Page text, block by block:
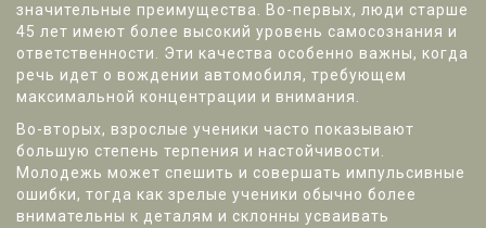
значительные преимущества. Во-первых, люди старше
45 лет имеют более высокий уровень самосознания и
ответственности. Эти качества особенно важны, когда
речь идет о вождении автомобиля, требующем
максимальной концентрации и внимания.
Во-вторых, взрослые ученики часто показывают
большую степень терпения и настойчивости.
Молодежь может спешить и совершать импульсивные
ошибки, тогда как зрелые ученики обычно более
внимательны к деталям и склонны усваивать